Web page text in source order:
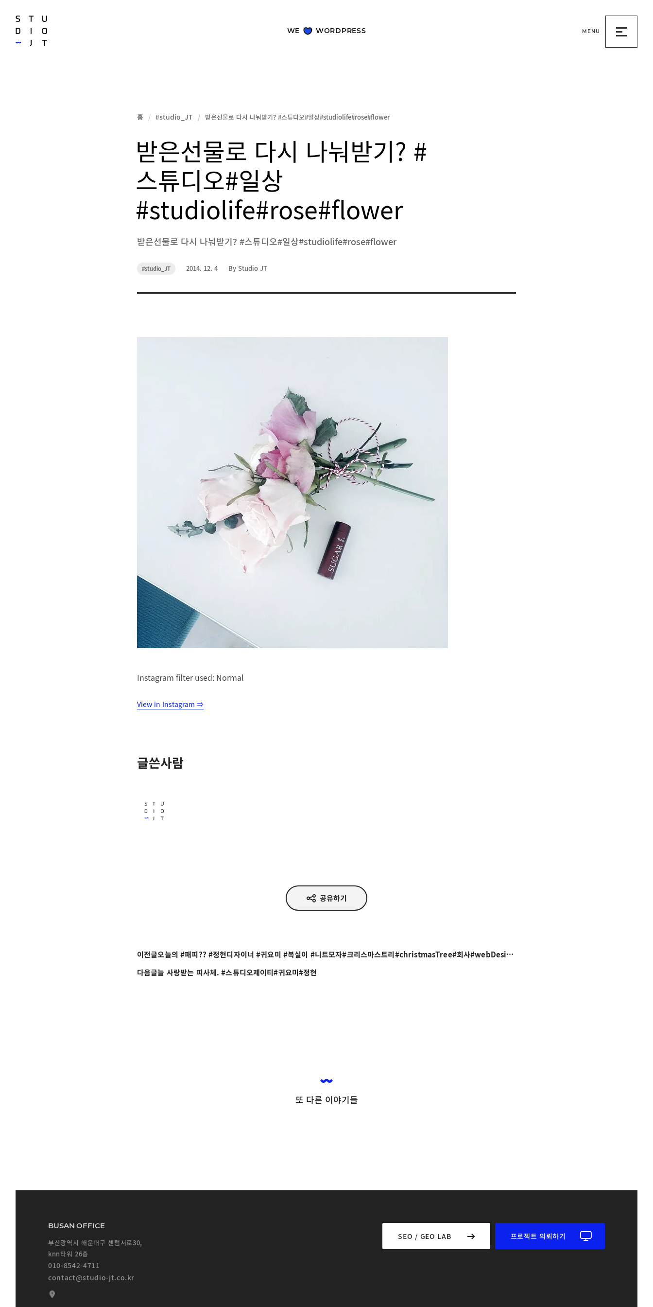
WE WORDPRESS
메
MENU
홈 / #studio_JT / 받은선물로 다시 나눠받기? #스튜디오#일상#studiolife#rose#flower
받은선물로 다시 나눠받기? #
스튜디오#일상
#studiolife#rose#flower
받은선물로 다시 나눠받기? #스튜디오#일상#studiolife#rose#flower
카
리
#studio_JT
작
2014. 12. 4
작
By Studio JT
Instagram filter used: Normal
View in Instagram ⇒
글쓴사람
Studio JT
공유하기
이전글
오늘의 #패피?? #정현디자이너 #귀요미 #복실이 #니트모자#크리스마스트리#christmasTree#회사#webDesignAgency #웹디자인에이전시#방울#화분#에곤쉴레
다음글늘 사랑받는 피사체. #스튜디오제이티#귀요미#정현
또 다른 이야기들
SEO / GEO LAB 프로젝트 의뢰하기
BUSAN OFFICE
부산광역시 해운대구 센텀서로30,
knn타워 26층
010-8542-4711
contact@studio-jt.co.kr